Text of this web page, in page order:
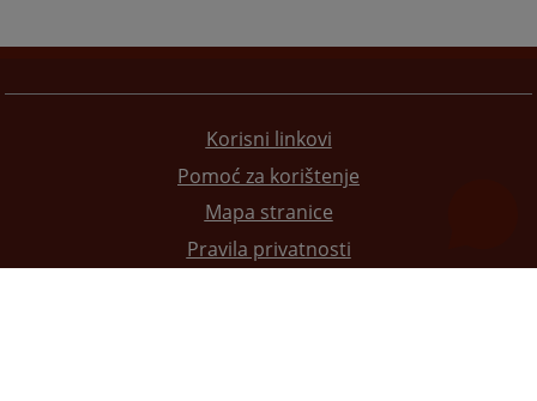
Korisni linkovi
Pomoć za korištenje
Mapa stranice
Pravila privatnosti